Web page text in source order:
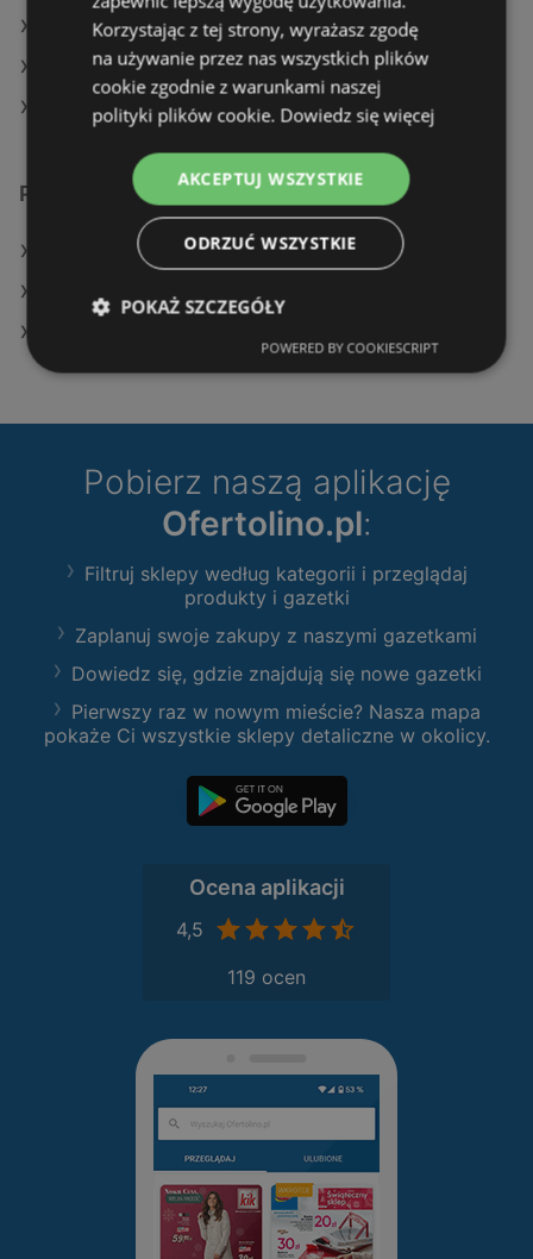
Aktualne gazetki Castorama
Aktualne gazetki Leroy Merlin
Aktualne gazetki OBI
Podobne sklepy detaliczne
Oferty Leroy Merlin
Oferty Castorama
Pobierz naszą aplikację
Ofertolino.pl:
Filtruj sklepy według kategorii i przeglądaj
produkty i gazetki
Zaplanuj swoje zakupy z naszymi gazetkami
Dowiedz się, gdzie znajdują się nowe gazetki
Pierwszy raz w nowym mieście? Nasza mapa
pokaże Ci wszystkie sklepy detaliczne w okolicy.
Ocena aplikacji
4,5
119 ocen
Korzystając z tej strony, wyrażasz zgodę
na używanie przez nas wszystkich plików
cookie zgodnie z warunkami naszej
polityki plików cookie. Dowiedz się więcej
AKCEPTUJ WSZYSTKIE
ODRZUĆ WSZYSTKIE
POKAŻ SZCZEGÓŁY
POWERED BY COOKIESCRIPT